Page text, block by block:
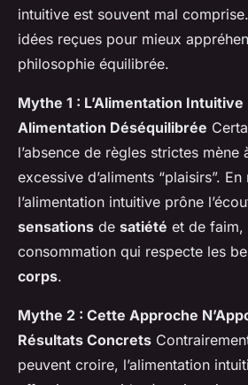
intuitive est souvent mal
idées reçues pour mieux
philosophie équilibrée.
Mythe 1 : L’Alimentation Intuitive
Alimentation Déséquilibrée
l’absence de règles strictes
excessive d’aliments “plaisirs”. En
l’alimentation intuitive prône
sensations de satiété et de faim,
consommation qui respecte les
corps.
Mythe 2 : Cette Approche
Résultats Concrets
peuvent croire, l’alimentation